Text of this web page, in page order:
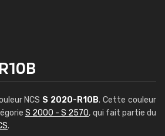
NCS S 2020-R10B. Cette couleur
S 2000 - S 2570, qui fait partie du
.